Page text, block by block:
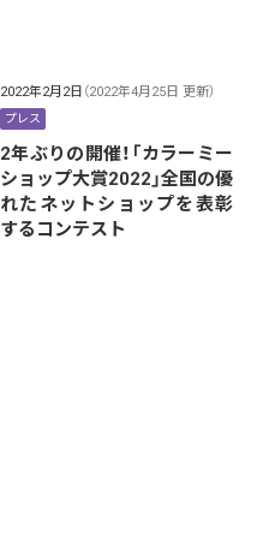
2022年2月2日 （2022年4月25日 更新）
プレス
2年ぶりの開催！「カラーミー
ショップ大賞2022」全国の優
れたネットショップを表彰
するコンテスト